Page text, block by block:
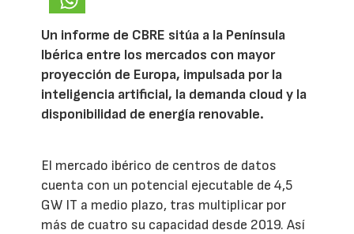
Un informe de CBRE sitúa a la Península
Ibérica entre los mercados con mayor
proyección de Europa, impulsada por la
inteligencia artificial, la demanda cloud y la
disponibilidad de energía renovable.
El mercado ibérico de centros de datos
cuenta con un potencial ejecutable de 4,5
GW IT a medio plazo, tras multiplicar por
más de cuatro su capacidad desde 2019. Así